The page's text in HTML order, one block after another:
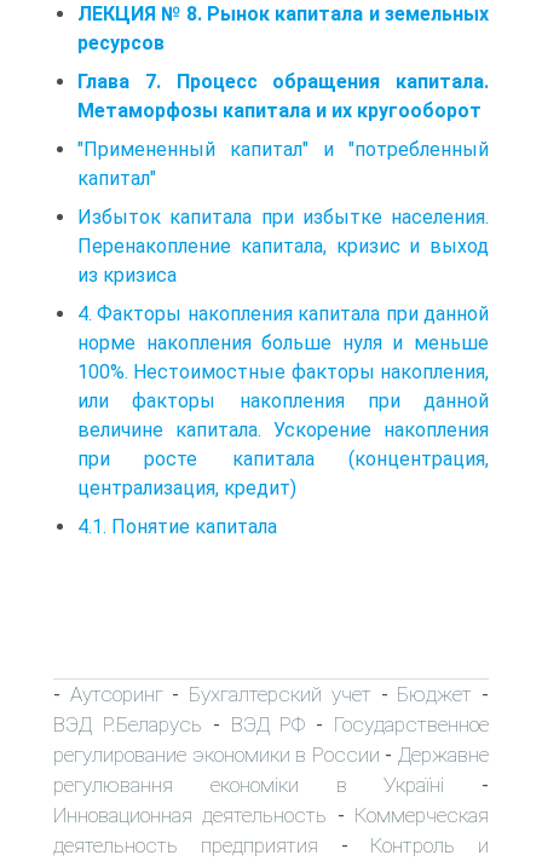
ЛЕКЦИЯ № 8. Рынок капитала и земельных
ресурсов
Глава 7. Процесс обращения капитала.
Метаморфозы капитала и их кругооборот
"Примененный капитал" и "потребленный
капитал"
Избыток капитала при избытке населения.
Перенакопление капитала, кризис и выход
из кризиса
4. Факторы накопления капитала при данной
норме накопления больше нуля и меньше
100%. Нестоимостные факторы накопления,
или факторы накопления при данной
величине капитала. Ускорение накопления
при росте капитала (концентрация,
централизация, кредит)
4.1. Понятие капитала
- Аутсоринг- Бухгалтерский учет - Бюджет -
ВЭД Р.Беларусь - ВЭД РФ - Государственное
регулирование экономики в России - Державне
регулювання економіки в Україні -
Инновационная деятельность - Коммерческая
деятельность предприятия - Контроль и